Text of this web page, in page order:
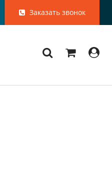
Заказать звонок